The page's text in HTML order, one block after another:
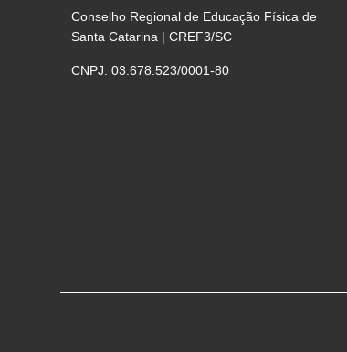
Conselho Regional de Educação Física de
Santa Catarina | CREF3/SC
CNPJ: 03.678.523/0001-80